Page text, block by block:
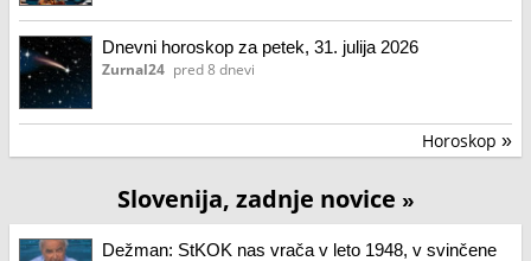
Dnevni horoskop za petek, 31. julija 2026
Zurnal24 pred 8 dnevi
Horoskop »
Slovenija, zadnje novice »
Dežman: StKOK nas vrača v leto 1948, v svinčene